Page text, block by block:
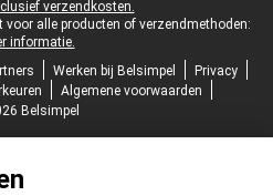
verzendkosten.
voor alle producten of verzendmethoden:
informatie.
Werken bij Belsimpel
Privacy
Algemene voorwaarden
Belsimpel